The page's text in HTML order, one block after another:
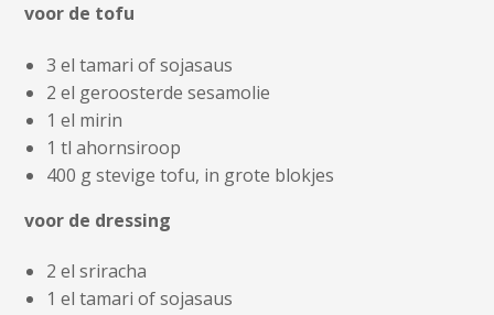
voor de tofu
3 el tamari of sojasaus
2 el geroosterde sesamolie
1 el mirin
1 tl ahornsiroop
400 g stevige tofu, in grote blokjes
voor de dressing
2 el sriracha
1 el tamari of sojasaus